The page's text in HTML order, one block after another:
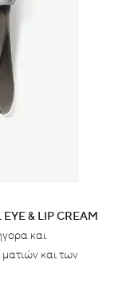
& LIP CREAM
και
και των